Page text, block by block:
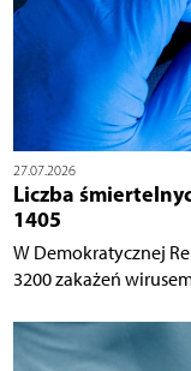
27.07.2026
Liczba
1405
W Demokratycznej
3200 zakażeń